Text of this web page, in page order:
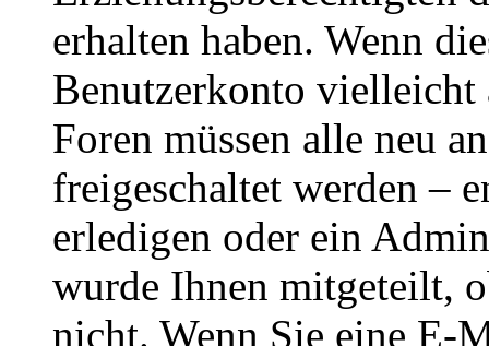
erhalten haben. Wenn
Benutzerkonto
Foren müssen alle neu
freigeschaltet werden –
erledigen oder ein
wurde Ihnen mitgeteilt,
nicht. Wenn Sie eine E-